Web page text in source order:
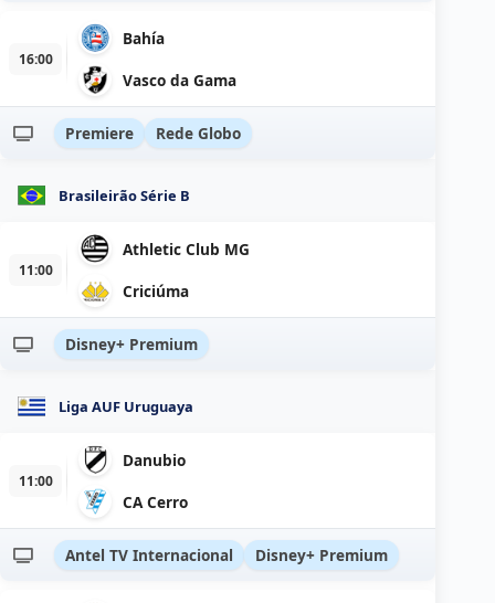
16:00
Bahía
Vasco da Gama
Premiere Rede Globo
Brasileirão Série B
11:00
Athletic Club MG
Criciúma
Disney+ Premium
Liga AUF Uruguaya
11:00
Danubio
CA Cerro
Antel TV Internacional Disney+ Premium